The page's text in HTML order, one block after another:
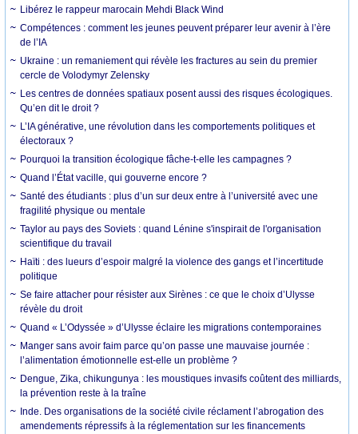
Libérez le rappeur marocain Mehdi Black Wind
Compétences : comment les jeunes peuvent préparer leur avenir à l’ère
de l’IA
Ukraine : un remaniement qui révèle les fractures au sein du premier
cercle de Volodymyr Zelensky
Les centres de données spatiaux posent aussi des risques écologiques.
Qu’en dit le droit ?
L’IA générative, une révolution dans les comportements politiques et
électoraux ?
Pourquoi la transition écologique fâche-t-elle les campagnes ?
Quand l’État vacille, qui gouverne encore ?
Santé des étudiants : plus d’un sur deux entre à l’université avec une
fragilité physique ou mentale
Taylor au pays des Soviets : quand Lénine s'inspirait de l'organisation
scientifique du travail
Haïti : des lueurs d’espoir malgré la violence des gangs et l’incertitude
politique
Se faire attacher pour résister aux Sirènes : ce que le choix d’Ulysse
révèle du droit
Quand « L’Odyssée » d’Ulysse éclaire les migrations contemporaines
Manger sans avoir faim parce qu’on passe une mauvaise journée :
l’alimentation émotionnelle est-elle un problème ?
Dengue, Zika, chikungunya : les moustiques invasifs coûtent des milliards,
la prévention reste à la traîne
Inde. Des organisations de la société civile réclament l’abrogation des
amendements répressifs à la réglementation sur les financements